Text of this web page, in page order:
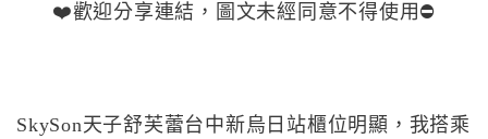
❤️歡迎分享連結，圖文未經同意不得使用⛔️
SkySon天子舒芙蕾台中新烏日站櫃位明顯，我搭乘